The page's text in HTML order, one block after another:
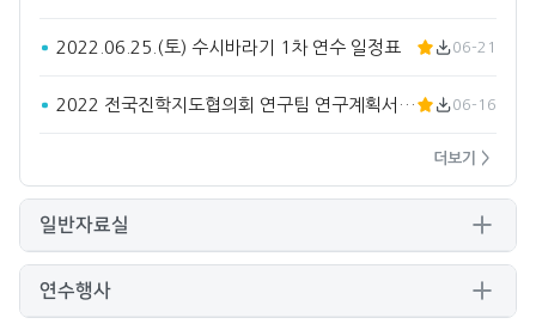
2022.06.25.(토) 수시바라기 1차 연수 일정표 06-21
2022 전국진학지도협의회 연구팀 연구계획서(요약) 06-16
더보기 >
일반자료실
연수행사